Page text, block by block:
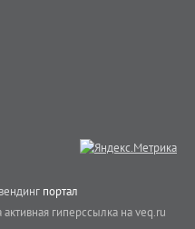
вендинг портал
гиперссылка на veq.ru